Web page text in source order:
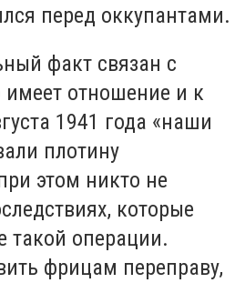
перед оккупантами.
факт связан с
отношение и к
1941 года «наши
плотину
этом никто не
которые
такой операции.
фрицам переправу,